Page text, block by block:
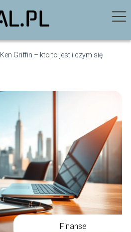
Ken Griffin – kto to jest i czym się
Finanse